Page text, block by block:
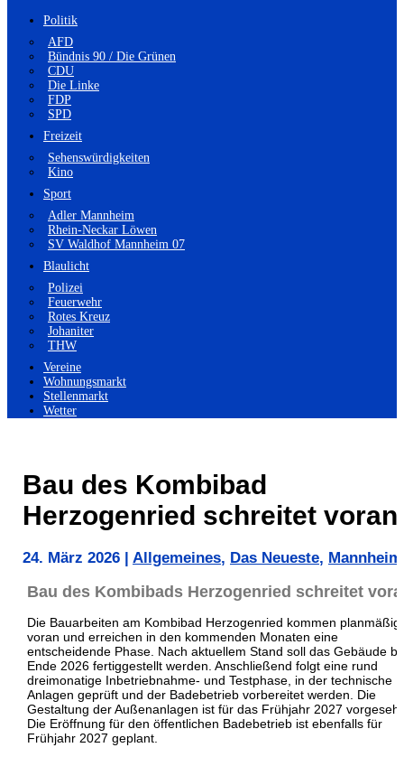
Politik
AFD
Bündnis 90 / Die Grünen
CDU
Die Linke
FDP
SPD
Freizeit
Sehenswürdigkeiten
Kino
Sport
Adler Mannheim
Rhein-Neckar Löwen
SV Waldhof Mannheim 07
Blaulicht
Polizei
Feuerwehr
Rotes Kreuz
Johaniter
THW
Vereine
Wohnungsmarkt
Stellenmarkt
Wetter
Bau des Kombibad
Herzogenried schreitet voran
24. März 2026 Allgemeines, Das Neueste, Mannheim
Bau des Kombibads Herzogenried schreitet
Die Bauarbeiten am Kombibad Herzogenried kommen planmäßig
voran und erreichen in den kommenden Monaten eine
entscheidende Phase. Nach aktuellem Stand soll das Gebäude
Ende 2026 fertiggestellt werden. Anschließend folgt eine rund
dreimonatige Inbetriebnahme- und Testphase, in der technische
Anlagen geprüft und der Badebetrieb vorbereitet werden. Die
Gestaltung der Außenanlagen ist für das Frühjahr 2027
Die Eröffnung für den öffentlichen Badebetrieb ist ebenfalls für
Frühjahr 2027 geplant.